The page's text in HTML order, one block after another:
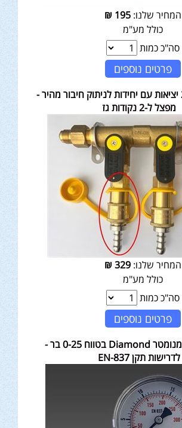
המחיר שלנו:195
₪
כולל מע"מ
סה"כ כמות
פרטים נוספים
ברז סעפת לגז 2 יציאות עם יחידות לניתוק חיבור מהיר -
מפצל ל-2 נקודות גז
המחיר שלנו:329
₪
כולל מע"מ
סה"כ כמות
פרטים נוספים
שעון מד לחץ מנומטר Diamond בטווח 0-25 בר -
לדרישות תקן EN-837